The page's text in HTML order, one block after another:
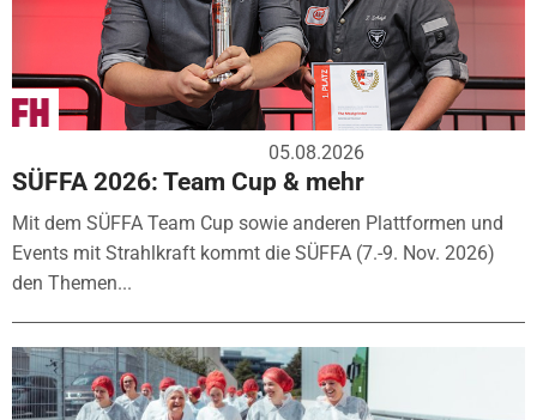
05.08.2026
SÜFFA 2026: Team Cup & mehr
Mit dem SÜFFA Team Cup sowie anderen Plattformen und
Events mit Strahlkraft kommt die SÜFFA (7.-9. Nov. 2026)
den Themen...